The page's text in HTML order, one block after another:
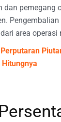
dan pemegang
Pengembalian
area operasi
Hitungnya